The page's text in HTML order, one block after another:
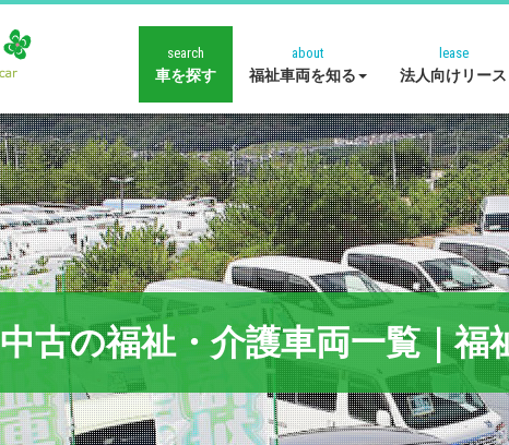
search
車を探す
about
福祉車両を知る
lease
法人向けリース
中古の福祉・介護車両一覧｜